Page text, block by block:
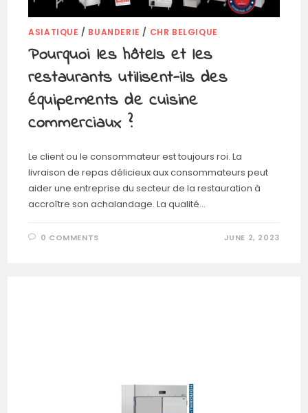
ASIATIQUE / BUANDERIE / CHR BELGIQUE
Pourquoi les hôtels et les
restaurants utilisent-ils des
équipements de cuisine
commerciaux ?
Le client ou le consommateur est toujours roi. La
livraison de repas délicieux aux consommateurs peut
aider une entreprise du secteur de la restauration à
accroître son achalandage. La qualité…
0 COMMENTS JUNE 2, 2023